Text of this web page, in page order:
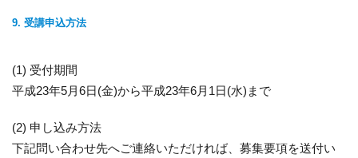
9. 受講申込方法
(1) 受付期間
平成23年5月6日(金)から平成23年6月1日(水)まで
(2) 申し込み方法
下記問い合わせ先へご連絡いただければ、募集要項を送付い